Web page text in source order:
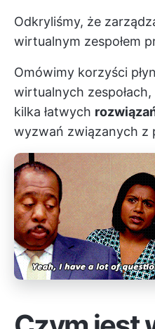
Odkryliśmy, że
wirtualnym zespołem
Omówimy korzyści
wirtualnych
kilka łatwych
wyzwań związanych z